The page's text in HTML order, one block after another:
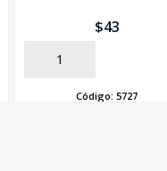
$43
AÑADIR
Código:5727